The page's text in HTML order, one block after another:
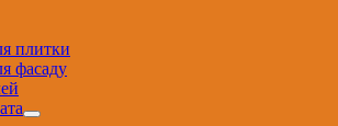
плитки
фасаду